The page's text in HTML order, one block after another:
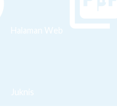
Halaman Web
Juknis